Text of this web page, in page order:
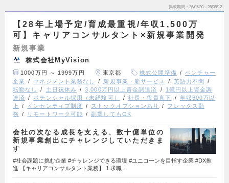
掲載期間 26/07/30～26/08/12
【28年上場予定/育成最重視/年収1,500万
可】キャリアコンサルタント×新規事業開発
新規事業
株式会社MyVision
1000万円 ～ 1999万円 東京都 株式公開準備
ベンチャー
企業
マネジメント業務なし 新規事業・新サービス
英語力不問
転勤なし
土日祝休み 3,000万円以上資金調達済
1億円以上資金調
達済
ポテンシャル採用（未経験可） 社長・役員直下
年収600万以
上
インセンティブ制度 ストックオプションあり
フレックス勤
務
リモートワーク可能 副業してもOK
会社の次なる成長を支える、数十億単位の
新規事業創出にチャレンジしていただきま
す
#社会課題に挑む企業 #チャレンジできる環境 #ユニコーンを目指す企業 #DX推
進 【キャリアコンサルタント業務】 1.求職…